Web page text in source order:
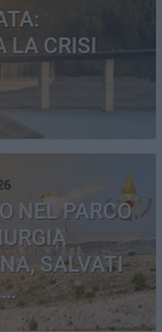
LA CRISI
NEL PARCO
SALVATI